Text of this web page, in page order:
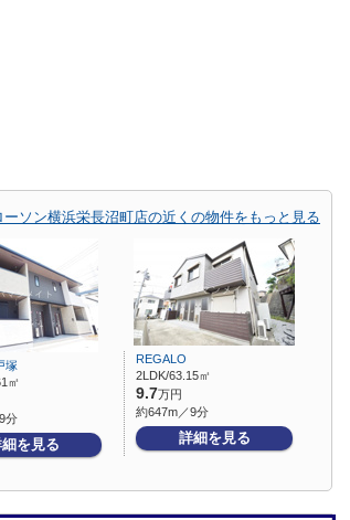
ーソン横浜栄長沼町店の近くの物件をもっと見る
塚
㎡
分
を見る
REGALO
2LDK/63.15㎡
9.7万円
約647m／9分
詳細を見る